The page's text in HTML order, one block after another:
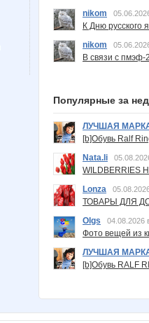
nikom
К Дню русского
nikom
В связи с пмэф-
Популярные за
ЛУЧШАЯ
[b]Обувь Ralf
Nata.li
Lonza
ТОВАРЫ ДЛЯ
Olgs
04.08.2026
Фото вещей из
ЛУЧШАЯ
[b]Обувь RALF